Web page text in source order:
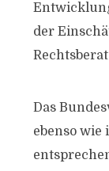
der
Das
ebenso